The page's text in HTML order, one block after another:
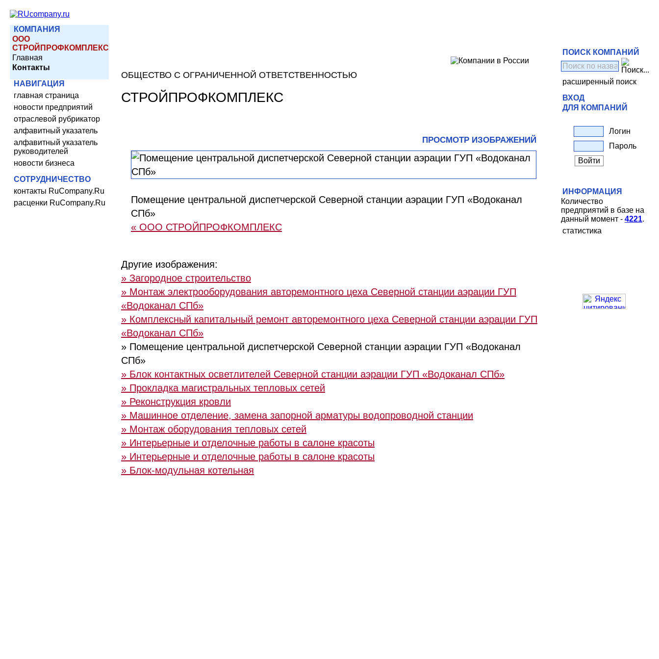
КОМПАНИЯ
ООО
СТРОЙПРОФКОМПЛЕКС
Главная
Контакты
НАВИГАЦИЯ
главная страница
новости предприятий
отраслевой рубрикатор
алфавитный указатель
алфавитный указатель
руководителей
новости бизнеса
СОТРУДНИЧЕСТВО
контакты RuCompany.Ru
расценки RuCompany.Ru
ОБЩЕСТВО С ОГРАНИЧЕННОЙ ОТВЕТСТВЕННОСТЬЮ
СТРОЙПРОФКОМПЛЕКС
ПРОСМОТР ИЗОБРАЖЕНИЙ
Помещение центральной диспетчерской Северной станции аэрации ГУП «Водоканал
СПб»
« ООО СТРОЙПРОФКОМПЛЕКС
Другие изображения:
» Загородное строительство
» Монтаж электрооборудования авторемонтного цеха Северной станции аэрации ГУП
«Водоканал СПб»
» Комплексный капитальный ремонт авторемонтного цеха Северной станции аэрации ГУП
«Водоканал СПб»
» Помещение центральной диспетчерской Северной станции аэрации ГУП «Водоканал
СПб»
» Блок контактных осветлителей Северной станции аэрации ГУП «Водоканал СПб»
» Прокладка магистральных тепловых сетей
» Реконструкция кровли
» Машинное отделение, замена запорной арматуры водопроводной станции
» Монтаж оборудования тепловых сетей
» Интерьерные и отделочные работы в салоне красоты
» Интерьерные и отделочные работы в салоне красоты
» Блок-модульная котельная
ПОИСК КОМПАНИЙ
расширенный поиск
ВХОД
ДЛЯ КОМПАНИЙ
Логин
Пароль
ИНФОРМАЦИЯ
Количество
предприятий в базе на
данный момент - 4221.
статистика